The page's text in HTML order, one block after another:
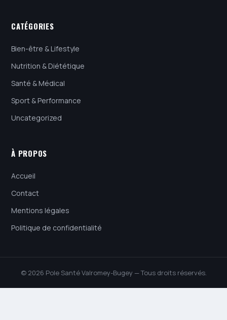
CATÉGORIES
Bien-être & Lifestyle
Nutrition & Diététique
Santé & Médical
Sport & Performance
Uncategorized
À PROPOS
Accueil
Contact
Mentions légales
Politique de confidentialité
© 2026 Pole Santé Valromey-Bugey — Tous droits réservés.